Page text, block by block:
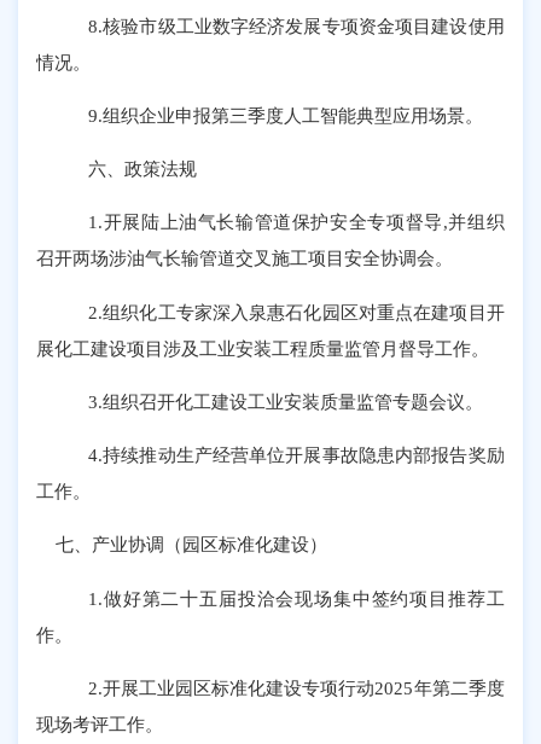
8.核验市级工业数字经济发展专项资金项目建设使用
情况。
9.组织企业申报第三季度人工智能典型应用场景。
六、政策法规
1.开展陆上油气长输管道保护安全专项督导,并组织
召开两场涉油气长输管道交叉施工项目安全协调会。
2.组织化工专家深入泉惠石化园区对重点在建项目开
展化工建设项目涉及工业安装工程质量监管月督导工作。
3.组织召开化工建设工业安装质量监管专题会议。
4.持续推动生产经营单位开展事故隐患内部报告奖励
工作。
七、产业协调（园区标准化建设）
1.做好第二十五届投洽会现场集中签约项目推荐工
作。
2.开展工业园区标准化建设专项行动2025年第二季度
现场考评工作。